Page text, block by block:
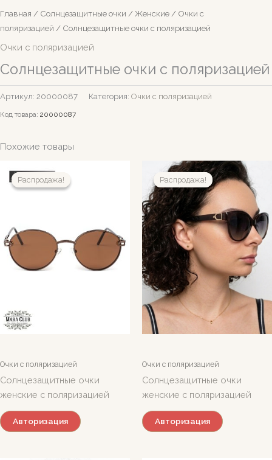
Главная / Солнцезащитные очки / Женские / Очки с
поляризацией / Солнцезащитные очки с поляризацией
Очки с поляризацией
Солнцезащитные очки с поляризацией
Артикул: 20000087 Категория: Очки с поляризацией
Код товара: 20000087
Похожие товары
Распродажа!
Распродажа!
Очки с поляризацией
Солнцезащитные очки
женские с поляризацией
Авторизация
Распродажа!
Распродажа!
Очки с поляризацией
Солнцезащитные очки
женские с поляризацией
Авторизация